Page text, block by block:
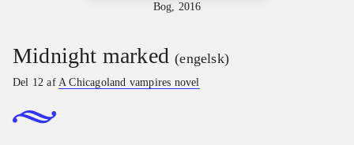
Bog, 2016
Midnight marked (engelsk)
Del 12 afA Chicagoland vampires novel